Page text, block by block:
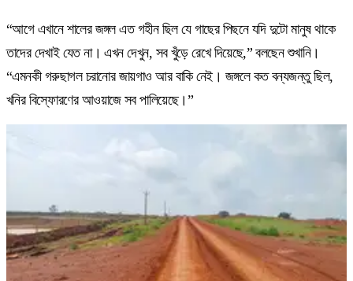
“আগে এখানে শালের জঙ্গল এত গহীন ছিল যে গাছের পিছনে যদি দুটো মানুষ থাকে
তাদের দেখাই যেত না। এখন দেখুন, সব খুঁড়ে রেখে দিয়েছে,” বলছেন শুখানি।
“এমনকী গরুছাগল চরানোর জায়গাও আর বাকি নেই। জঙ্গলে কত বন্যজন্তু ছিল,
খনির বিস্ফোরণের আওয়াজে সব পালিয়েছে।”